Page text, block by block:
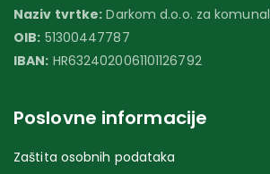
Naziv tvrtke: Darkom d.o.o. za
OIB: 51300447787
IBAN: HR6324020061101126792
Poslovne informacije
Zaštita osobnih podataka